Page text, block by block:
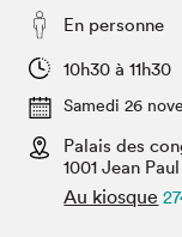
Espace
Espace
Espace
Projets
En personne
10h30 à 11h30
Samedi 26
Palais des
1001 Jean
Au kiosque